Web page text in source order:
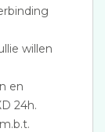
willen
en
24h.